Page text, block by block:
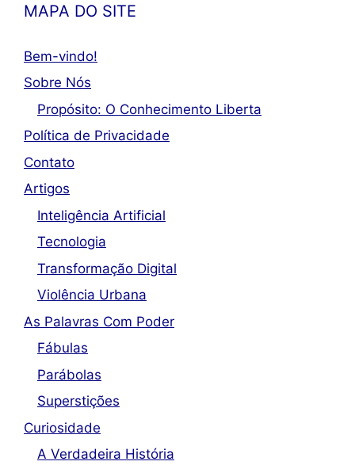
MAPA DO SITE
Bem-vindo!
Sobre Nós
Propósito: O Conhecimento Liberta
Política de Privacidade
Contato
Artigos
Inteligência Artificial
Tecnologia
Transformação Digital
Violência Urbana
As Palavras Com Poder
Fábulas
Parábolas
Superstições
Curiosidade
A Verdadeira História